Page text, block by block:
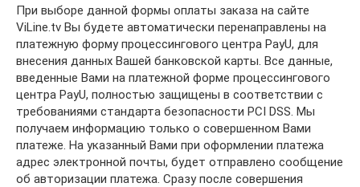
При выборе данной формы оплаты заказа на сайте
ViLine.tv Вы будете автоматически перенаправлены на
платежную форму процессингового центра PayU, для
внесения данных Вашей банковской карты. Все данные,
введенные Вами на платежной форме процессингового
центра PayU, полностью защищены в соответствии с
требованиями стандарта безопасности PCI DSS. Мы
получаем информацию только о совершенном Вами
платеже. На указанный Вами при оформлении платежа
адрес электронной почты, будет отправлено сообщение
об авторизации платежа. Сразу после совершения